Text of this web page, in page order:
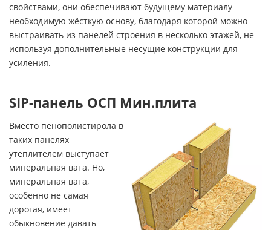
свойствами, они обеспечивают будущему материалу
необходимую жёсткую основу, благодаря которой можно
выстраивать из панелей строения в несколько этажей, не
используя дополнительные несущие конструкции для
усиления.
SIP-панель ОСП Мин.плита
Вместо пенополистирола в
таких панелях
утеплителем выступает
минеральная вата. Но,
минеральная вата,
особенно не самая
дорогая, имеет
обыкновение давать